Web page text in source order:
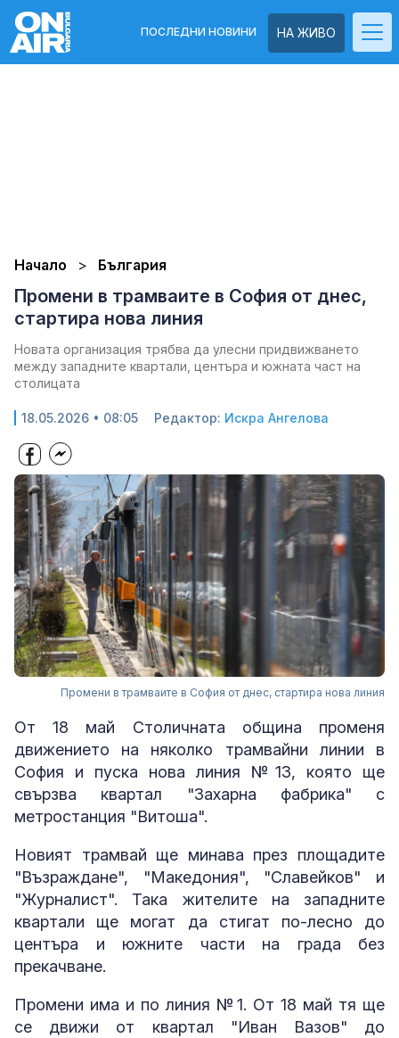
НА ЖИВО
ПОСЛЕДНИ НОВИНИ
Начало България
Промени в трамваите в София от днес,
стартира нова линия
Новата организация трябва да улесни придвижването
между западните квартали, центъра и южната част на
столицата
18.05.2026 • 08:05 Редактор: Искра Ангелова
Промени в трамваите в София от днес, стартира нова линия
От 18 май Столичната община променя
движението на няколко трамвайни линии в
София и пуска нова линия №13, която ще
свързва квартал "Захарна фабрика" с
метростанция "Витоша".
Новият трамвай ще минава през площадите
"Възраждане", "Македония", "Славейков" и
"Журналист". Така жителите на западните
квартали ще могат да стигат по-лесно до
центъра и южните части на града без
прекачване.
Промени има и по линия №1. От 18 май тя ще
се движи от квартал "Иван Вазов" до